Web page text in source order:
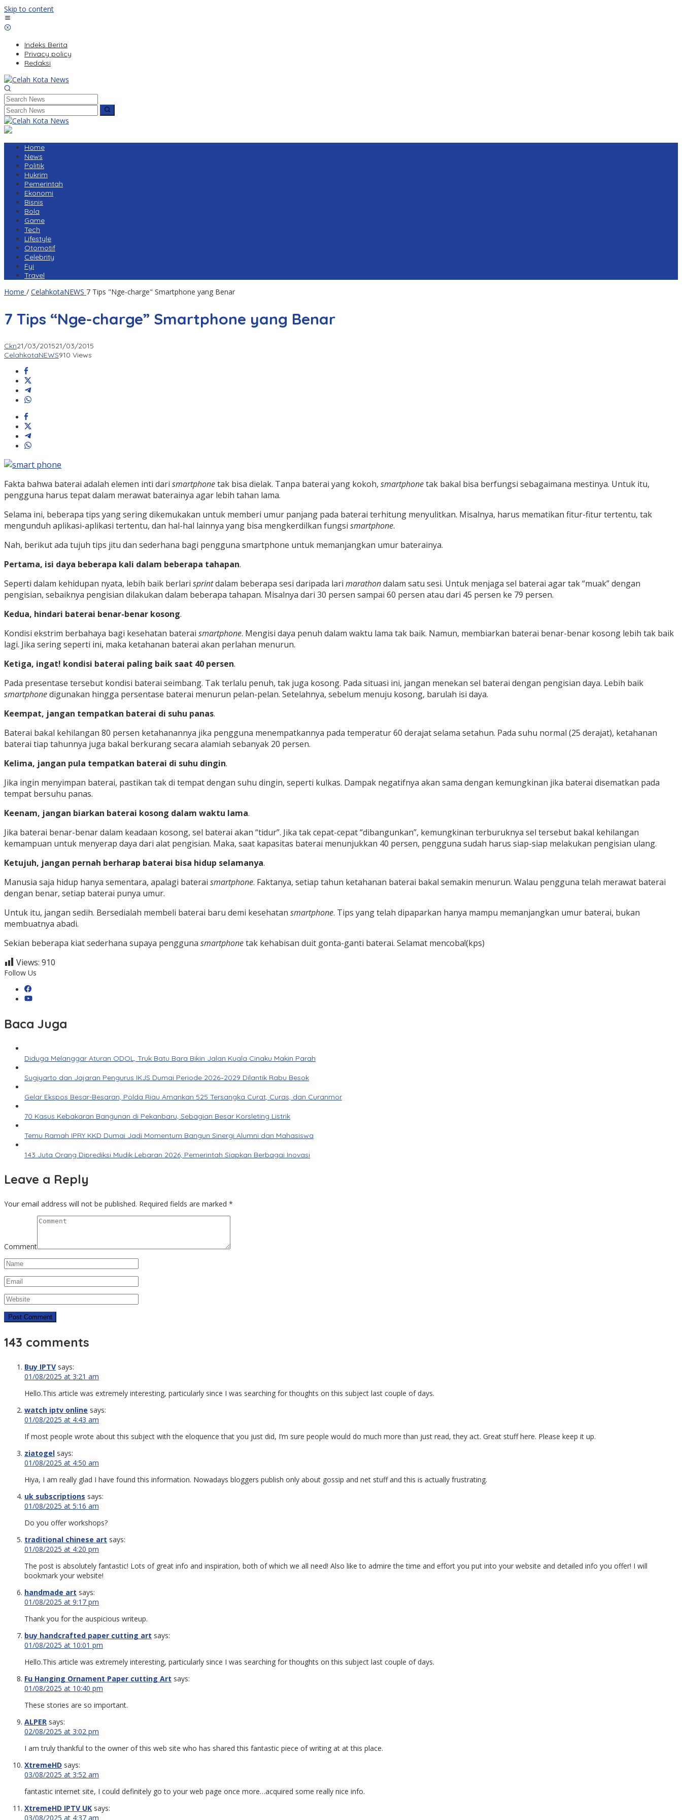
Skip to content
Indeks Berita
Privacy policy
Redaksi
Home
News
Politik
Hukrim
Pemerintah
Ekonomi
Bisnis
Bola
Game
Tech
Lifestyle
Otomotif
Celebrity
Fyi
Travel
Home / CelahkotaNEWS 7 Tips "Nge-charge" Smartphone yang Benar
7 Tips “Nge-charge” Smartphone yang Benar
Ckn21/03/201521/03/2015
CelahkotaNEWS910 Views
Fakta bahwa baterai adalah elemen inti dari smartphonetak bisa dielak. Tanpa baterai yang kokoh, smartphonetak bakal bisa berfungsi sebagaimana mestinya. Untuk itu,
pengguna harus tepat dalam merawat baterainya agar lebih tahan lama.
Selama ini, beberapa tips yang sering dikemukakan untuk memberi umur panjang pada baterai terhitung menyulitkan. Misalnya, harus mematikan fitur-fitur tertentu, tak
mengunduh aplikasi-aplikasi tertentu, dan hal-hal lainnya yang bisa mengkerdilkan fungsi smartphone.
Nah, berikut ada tujuh tips jitu dan sederhana bagi pengguna smartphone untuk memanjangkan umur baterainya.
Pertama, isi daya beberapa kali dalam beberapa tahapan.
Seperti dalam kehidupan nyata, lebih baik berlari sprintdalam beberapa sesi daripada lari marathondalam satu sesi. Untuk menjaga sel baterai agar tak “muak” dengan
pengisian, sebaiknya pengisian dilakukan dalam beberapa tahapan. Misalnya dari 30 persen sampai 60 persen atau dari 45 persen ke 79 persen.
Kedua, hindari baterai benar-benar kosong.
Kondisi ekstrim berbahaya bagi kesehatan baterai smartphone. Mengisi daya penuh dalam waktu lama tak baik. Namun, membiarkan baterai benar-benar kosong lebih tak baik
lagi. Jika sering seperti ini, maka ketahanan baterai akan perlahan menurun.
Ketiga, ingat! kondisi baterai paling baik saat 40 persen.
Pada presentase tersebut kondisi baterai seimbang. Tak terlalu penuh, tak juga kosong. Pada situasi ini, jangan menekan sel baterai dengan pengisian daya. Lebih baik
smartphonedigunakan hingga persentase baterai menurun pelan-pelan. Setelahnya, sebelum menuju kosong, barulah isi daya.
Keempat, jangan tempatkan baterai di suhu panas.
Baterai bakal kehilangan 80 persen ketahanannya jika pengguna menempatkannya pada temperatur 60 derajat selama setahun. Pada suhu normal (25 derajat), ketahanan
baterai tiap tahunnya juga bakal berkurang secara alamiah sebanyak 20 persen.
Kelima, jangan pula tempatkan baterai di suhu dingin.
Jika ingin menyimpan baterai, pastikan tak di tempat dengan suhu dingin, seperti kulkas. Dampak negatifnya akan sama dengan kemungkinan jika baterai disematkan pada
tempat bersuhu panas.
Keenam, jangan biarkan baterai kosong dalam waktu lama.
Jika baterai benar-benar dalam keadaan kosong, sel baterai akan “tidur”. Jika tak cepat-cepat “dibangunkan”, kemungkinan terburuknya sel tersebut bakal kehilangan
kemampuan untuk menyerap daya dari alat pengisian. Maka, saat kapasitas baterai menunjukkan 40 persen, pengguna sudah harus siap-siap melakukan pengisian ulang.
Ketujuh, jangan pernah berharap baterai bisa hidup selamanya.
Manusia saja hidup hanya sementara, apalagi baterai smartphone. Faktanya, setiap tahun ketahanan baterai bakal semakin menurun. Walau pengguna telah merawat baterai
dengan benar, setiap baterai punya umur.
Untuk itu, jangan sedih. Bersedialah membeli baterai baru demi kesehatan smartphone. Tips yang telah dipaparkan hanya mampu memanjangkan umur baterai, bukan
membuatnya abadi.
Sekian beberapa kiat sederhana supaya pengguna smartphonetak kehabisan duit gonta-ganti baterai. Selamat mencoba!(kps)
Views: 910
Follow Us
Baca Juga
Diduga Melanggar Aturan ODOL, Truk Batu Bara Bikin Jalan Kuala Cinaku Makin Parah
Sugiyarto dan Jajaran Pengurus IKJS Dumai Periode 2026–2029 Dilantik Rabu Besok
Gelar Ekspos Besar-Besaran, Polda Riau Amankan 525 Tersangka Curat, Curas, dan Curanmor
70 Kasus Kebakaran Bangunan di Pekanbaru, Sebagian Besar Korsleting Listrik
Temu Ramah IPRY KKD Dumai Jadi Momentum Bangun Sinergi Alumni dan Mahasiswa
143 Juta Orang Diprediksi Mudik Lebaran 2026, Pemerintah Siapkan Berbagai Inovasi
Leave a Reply
Your email address will not be published. Required fields are marked *
Comment
143 comments
Buy IPTV says:
01/08/2025 at 3:21 am
Hello.This article was extremely interesting, particularly since I was searching for thoughts on this subject last couple of days.
watch iptv online says:
01/08/2025 at 4:43 am
If most people wrote about this subject with the eloquence that you just did, I’m sure people would do much more than just read, they act. Great stuff here. Please keep it up.
ziatogel says:
01/08/2025 at 4:50 am
Hiya, I am really glad I have found this information. Nowadays bloggers publish only about gossip and net stuff and this is actually frustrating.
uk subscriptions says:
01/08/2025 at 5:16 am
Do you offer workshops?
traditional chinese art says:
01/08/2025 at 4:20 pm
The post is absolutely fantastic! Lots of great info and inspiration, both of which we all need! Also like to admire the time and effort you put into your website and detailed info you offer! I will
bookmark your website!
handmade art says:
01/08/2025 at 9:17 pm
Thank you for the auspicious writeup.
buy handcrafted paper cutting art says:
01/08/2025 at 10:01 pm
Hello.This article was extremely interesting, particularly since I was searching for thoughts on this subject last couple of days.
Fu Hanging Ornament Paper cutting Art says:
01/08/2025 at 10:40 pm
These stories are so important.
ALPER says:
02/08/2025 at 3:02 pm
I am truly thankful to the owner of this web site who has shared this fantastic piece of writing at at this place.
XtremeHD says:
03/08/2025 at 3:52 am
fantastic internet site, I could definitely go to your web page once more…acquired some really nice info.
XtremeHD IPTV UK says:
03/08/2025 at 4:37 am